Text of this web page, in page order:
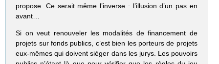
propose. Ce serait même l’inverse : l’illusion d’un pas en
avant…
Si on veut renouveler les modalités de financement de
projets sur fonds publics, c’est bien les porteurs de projets
eux-mêmes qui doivent siéger dans les jurys. Les pouvoirs